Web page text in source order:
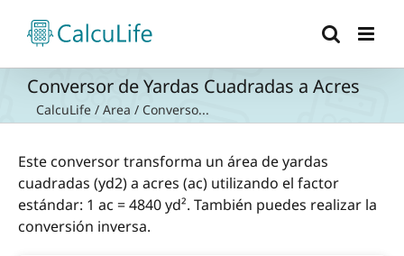
contenido
Conversor de Yardas Cuadradas a Acres
CalcuLife / Area / Converso...
Este conversor transforma un área de yardas
cuadradas (yd2) a acres (ac) utilizando el factor
estándar: 1 ac = 4840 yd². También puedes realizar la
conversión inversa.